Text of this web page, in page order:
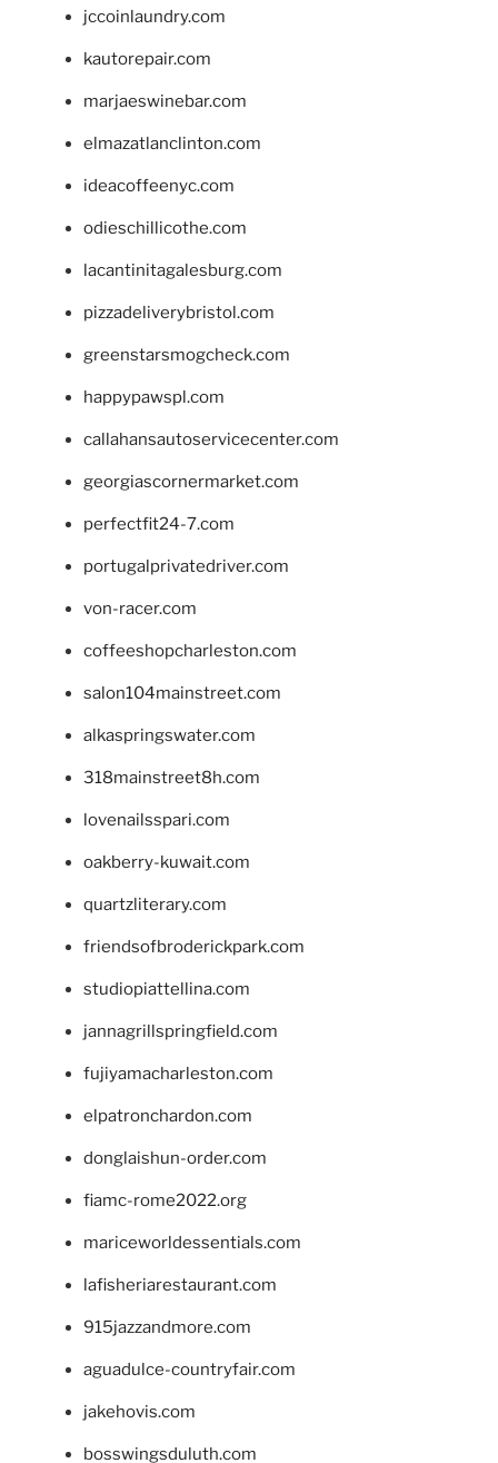
jccoinlaundry.com
kautorepair.com
marjaeswinebar.com
elmazatlanclinton.com
ideacoffeenyc.com
odieschillicothe.com
lacantinitagalesburg.com
pizzadeliverybristol.com
greenstarsmogcheck.com
happypawspl.com
callahansautoservicecenter.com
georgiascornermarket.com
perfectfit24-7.com
portugalprivatedriver.com
von-racer.com
coffeeshopcharleston.com
salon104mainstreet.com
alkaspringswater.com
318mainstreet8h.com
lovenailsspari.com
oakberry-kuwait.com
quartzliterary.com
friendsofbroderickpark.com
studiopiattellina.com
jannagrillspringfield.com
fujiyamacharleston.com
elpatronchardon.com
donglaishun-order.com
fiamc-rome2022.org
mariceworldessentials.com
lafisheriarestaurant.com
915jazzandmore.com
aguadulce-countryfair.com
jakehovis.com
bosswingsduluth.com